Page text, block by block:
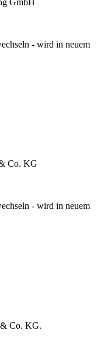
- wird in neuem
Co. KG
- wird in neuem
Co. KG.